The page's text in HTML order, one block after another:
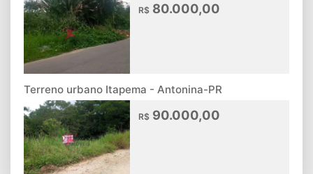
R$ 80.000,00
Terreno urbano Itapema - Antonina-PR
R$ 90.000,00